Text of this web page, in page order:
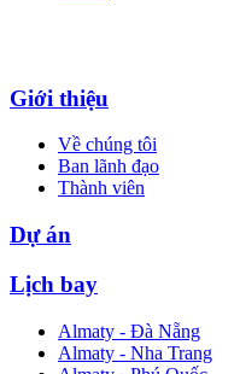
Giới thiệu
Về chúng tôi
Ban lãnh đạo
Thành viên
Dự án
Lịch bay
Almaty - Đà Nẵng
Almaty - Nha Trang